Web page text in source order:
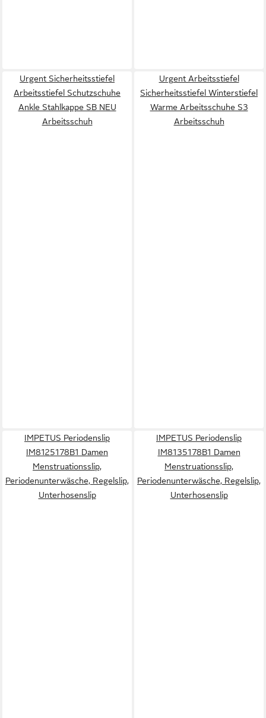
Urgent Sicherheitsstiefel
Arbeitsstiefel Schutzschuhe
Ankle Stahlkappe SB NEU
Arbeitsschuh
Urgent Arbeitsstiefel
Sicherheitsstiefel Winterstiefel
Warme Arbeitsschuhe S3
Arbeitsschuh
IMPETUS Periodenslip
IM8125178B1 Damen
Menstruationsslip,
Periodenunterwäsche, Regelslip,
Unterhosenslip
IMPETUS Periodenslip
IM8135178B1 Damen
Menstruationsslip,
Periodenunterwäsche, Regelslip,
Unterhosenslip